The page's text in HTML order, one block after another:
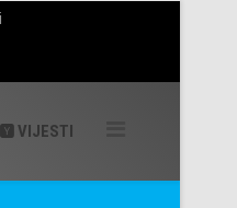
VIJESTI